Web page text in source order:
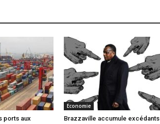
ports aux
Economie
Brazzaville accumule excédants